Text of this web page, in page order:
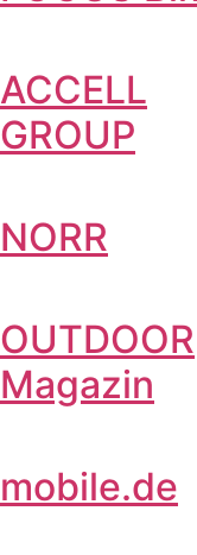
ACCELL
GROUP
NORR
OUTDOOR
Magazin
mobile.de